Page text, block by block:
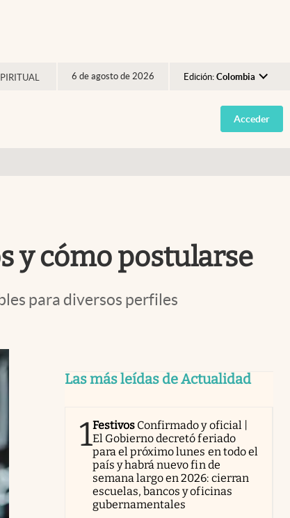
6 de agosto de 2026 Edición: Colombia
Argentina
España
Acceder
y cómo postularse
para diversos perfiles
Las más leídas de Actualidad
1Festivos Confirmado y oficial |
El Gobierno decretó feriado
para el próximo lunes en todo el
país y habrá nuevo fin de
semana largo en 2026: cierran
escuelas, bancos y oficinas
gubernamentales